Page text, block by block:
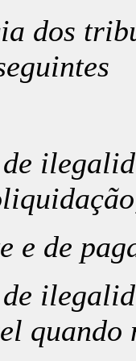
dos
e de
quando